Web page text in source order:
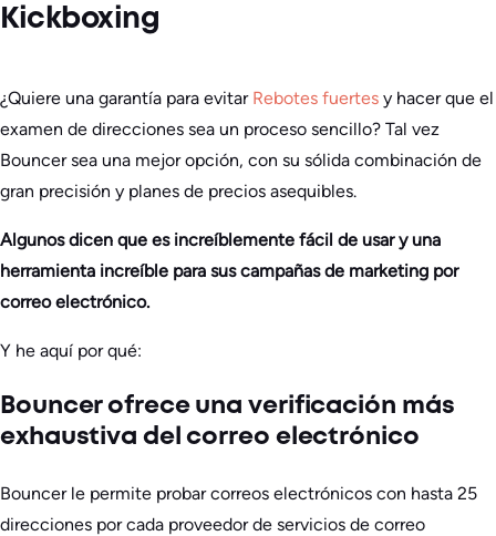
Kickboxing
¿Quiere una garantía para evitar Rebotes fuertes y hacer que el
examen de direcciones sea un proceso sencillo? Tal vez
Bouncer sea una mejor opción, con su sólida combinación de
gran precisión y planes de precios asequibles.
Algunos dicen que es increíblemente fácil de usar y una
herramienta increíble para sus campañas de marketing por
correo electrónico.
Y he aquí por qué:
Bouncer ofrece una verificación más
exhaustiva del correo electrónico
Bouncer le permite probar correos electrónicos con hasta 25
direcciones por cada proveedor de servicios de correo